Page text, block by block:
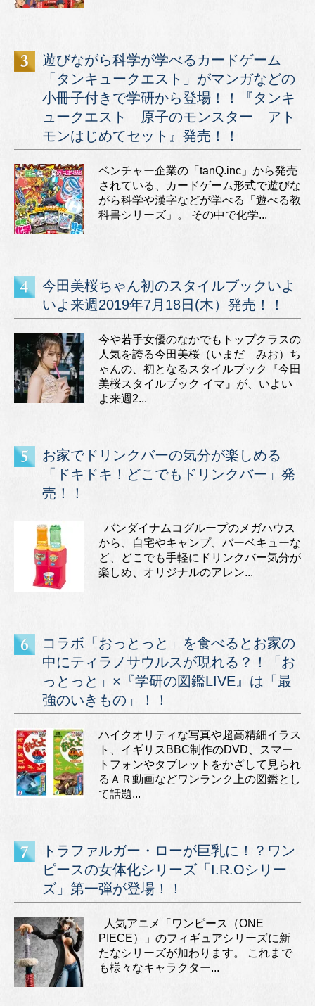
遊びながら科学が学べるカードゲーム
「タンキュークエスト」がマンガなどの
小冊子付きで学研から登場！！『タンキ
ュークエスト 原子のモンスター アト
モンはじめてセット』発売！！
ベンチャー企業の「tanQ.inc」から発売
されている、カードゲーム形式で遊びな
がら科学や漢字などが学べる「遊べる教
科書シリーズ」。 その中で化学...
今田美桜ちゃん初のスタイルブックいよ
いよ来週2019年7月18日(木）発売！！
今や若手女優のなかでもトップクラスの
人気を誇る今田美桜（いまだ みお）ち
ゃんの、初となるスタイルブック『今田
美桜スタイルブック イマ』が、いよい
よ来週2...
お家でドリンクバーの気分が楽しめる
「ドキドキ！どこでもドリンクバー」発
売！！
バンダイナムコグループのメガハウス
から、自宅やキャンプ、バーベキューな
ど、どこでも手軽にドリンクバー気分が
楽しめ、オリジナルのアレン...
コラボ「おっとっと」を食べるとお家の
中にティラノサウルスが現れる？！「お
っとっと」×『学研の図鑑LIVE』は「最
強のいきもの」！！
ハイクオリティな写真や超高精細イラス
ト、イギリスBBC制作のDVD、スマー
トフォンやタブレットをかざして見られ
るＡＲ動画などワンランク上の図鑑とし
て話題...
トラファルガー・ローが巨乳に！？ワン
ピースの女体化シリーズ「I.R.Oシリー
ズ」第一弾が登場！！
人気アニメ「ワンピース（ONE
PIECE）」のフィギュアシリーズに新
たなシリーズが加わります。 これまで
も様々なキャラクター...